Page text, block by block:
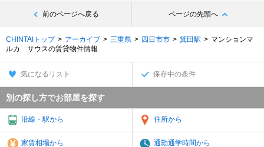
前のページへ戻る ページの先頭へ
CHINTAIトップ アーカイブ 三重県 四日市市 箕田駅
マンションマ
ルカ サウスの賃貸物件情報
気になるリスト 保存中の条件
別の探し方でお部屋を探す
沿線・駅から 住所から
家賃相場から 通勤通学時間から